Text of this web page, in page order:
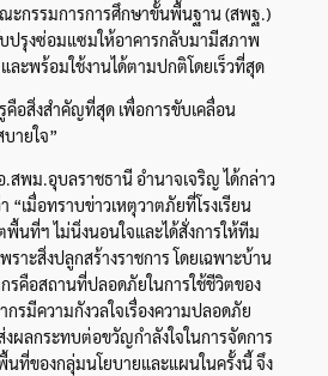
ะกรรมการการศึกษาขั้นพื้นฐาน (สพฐ.)
ปรุงซ่อมแซมให้อาคารกลับมามีสภาพ
ละพร้อมใช้งานได้ตามปกติโดยเร็วที่สุด
คือสิ่งสำคัญที่สุด เพื่อการขับเคลื่อน
ายใจ”
สพม.อุบลราชธานี อำนาจเจริญ ได้กล่าว
“เมื่อทราบข่าวเหตุวาตภัยที่โรงเรียน
นที่ฯ ไม่นิ่งนอนใจและได้สั่งการให้ทีม
าะสิ่งปลูกสร้างราชการ โดยเฉพาะบ้าน
คือสถานที่ปลอดภัยในการใช้ชีวิตของ
กรมีความกังวลใจเรื่องความปลอดภัย
ผลกระทบต่อขวัญกำลังใจในการจัดการ
นที่ของกลุ่มนโยบายและแผนในครั้งนี้ จึง